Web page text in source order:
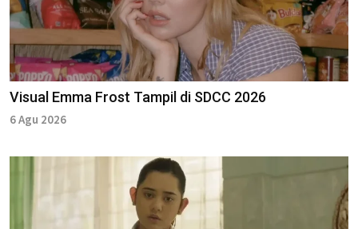
Visual Emma Frost Tampil di SDCC 2026
6 Agu 2026